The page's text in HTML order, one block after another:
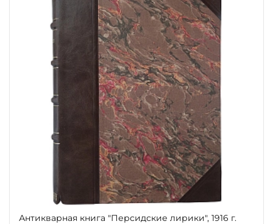
Антикварная книга "Персидские лирики", 1916 г.